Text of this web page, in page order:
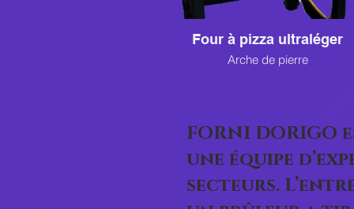
Four à pizza ultraléger
Arche de pierre
FORNI
une équipe
secteurs.